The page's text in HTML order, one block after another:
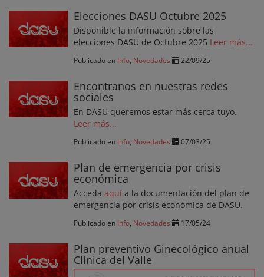
Elecciones DASU Octubre 2025
Disponible la información sobre las
elecciones DASU de Octubre 2025 Leer más...
Publicado en Info Novedades 22/09/25
Encontranos en nuestras redes
sociales
En DASU queremos estar más cerca tuyo.
Leer más...
Publicado en Info Novedades 07/03/25
Plan de emergencia por crisis
económica
Acceda aquí a la documentación del plan de
emergencia por crisis económica de DASU.
Publicado en Info Novedades 17/05/24
Plan preventivo Ginecológico anual
Clínica del Valle